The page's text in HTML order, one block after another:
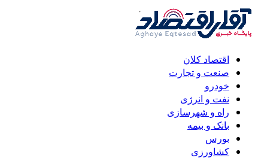
اقتصاد کلان
صنعت و تجارت
خودرو
نفت و انرژی
راه و شهرسازی
بانک و بیمه
بورس
کشاورزی